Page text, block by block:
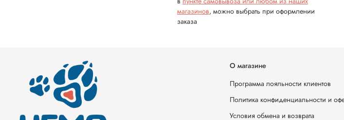
магазинов, можно выбрать при оформлении
заказа
О магазине
Программа лояльности клиентов
Политика конфиденциальности и
Условия обмена и возврата